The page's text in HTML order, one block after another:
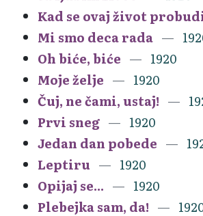
Kad se ovaj život
Mi smo deca rada
Oh biće, biće
1920
Moje želje
1920
Čuj, ne čami, ustaj!
Prvi sneg
1920
Jedan dan pobede
Leptiru
1920
Opijaj se...
1920
Plebejka sam, da!